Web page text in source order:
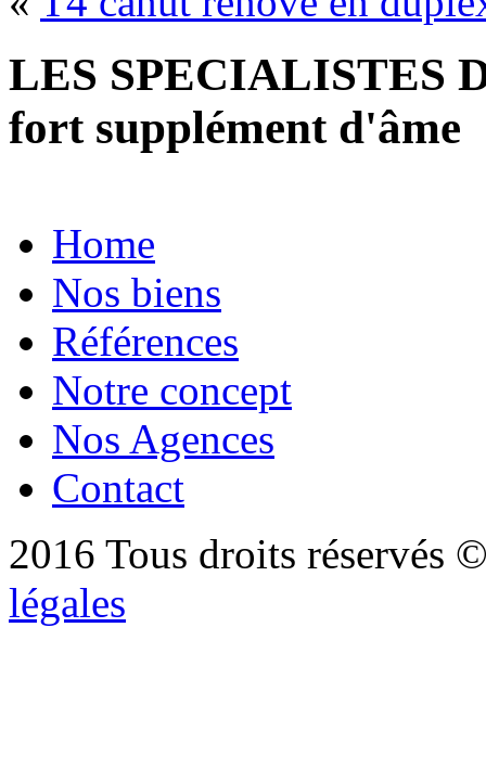
LES SPECIALISTES
fort supplément d'âme
Home
Nos biens
Références
Notre concept
Nos Agences
Contact
2016 Tous droits réservés
légales